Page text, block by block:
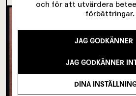
och för att utvärdera
förbättringar.
JAG GODKÄNNER
JAG GODKÄNNER
DINA